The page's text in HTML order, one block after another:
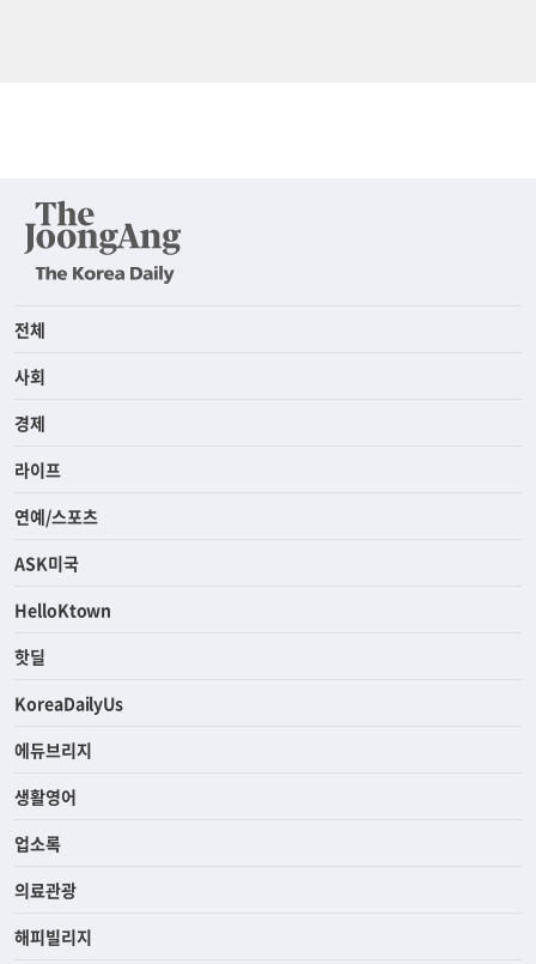
전체
사회
경제
라이프
연예/스포츠
ASK미국
HelloKtown
핫딜
KoreaDailyUs
에듀브리지
생활영어
업소록
의료관광
해피빌리지